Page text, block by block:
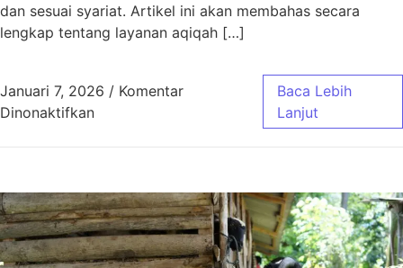
dan sesuai syariat. Artikel ini akan membahas secara
lengkap tentang layanan aqiqah […]
Januari 7, 2026 / Komentar
Dinonaktifkanpada Aqiqah Bandung untuk Wilayah
Baca Lebih
Lanjut